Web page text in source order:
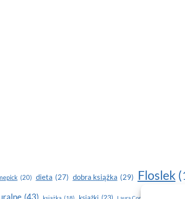
(20) dieta (27) dobra książka (29) Floslek
(43)